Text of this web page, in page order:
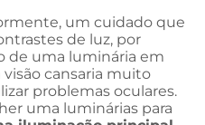
um cuidado que
de luz, por
de uma luminária em
cansaria muito
problemas oculares.
uma luminárias para